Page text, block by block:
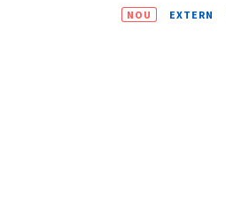
NOU EXTERN
+ Numele meu